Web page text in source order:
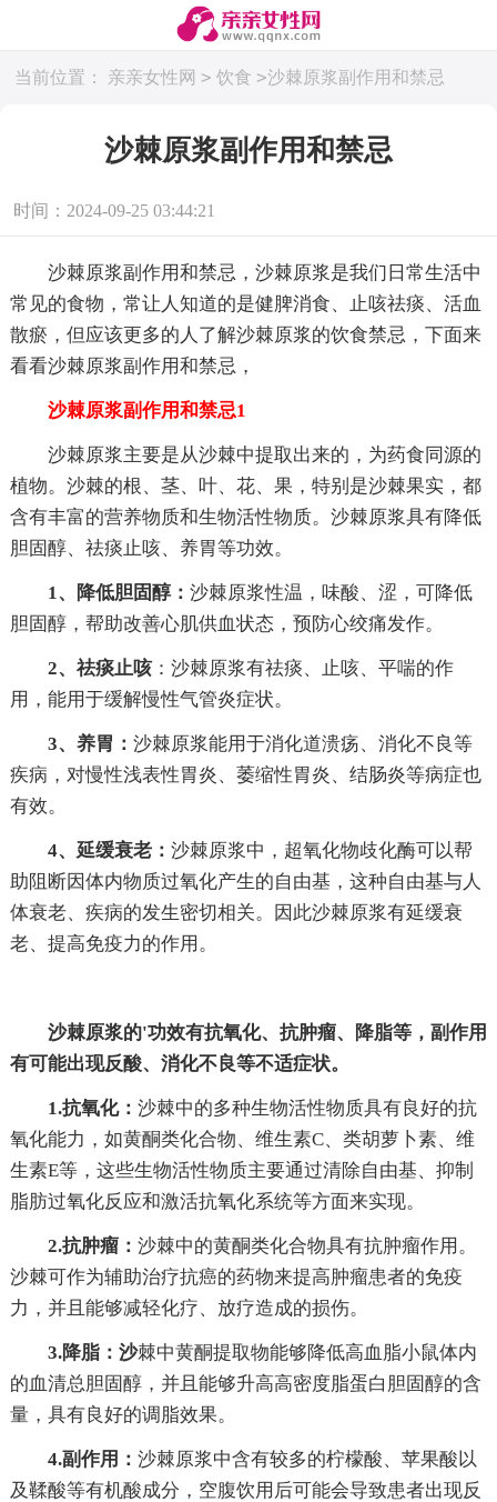
当前位置： 亲亲女性网 > 饮食 >沙棘原浆副作用和禁忌
沙棘原浆副作用和禁忌
时间：2024-09-25 03:44:21
沙棘原浆副作用和禁忌，沙棘原浆是我们日常生活中
常见的食物，常让人知道的是健脾消食、止咳祛痰、活血
散瘀，但应该更多的人了解沙棘原浆的饮食禁忌，下面来
看看沙棘原浆副作用和禁忌，
沙棘原浆副作用和禁忌1
沙棘原浆主要是从沙棘中提取出来的，为药食同源的
植物。沙棘的根、茎、叶、花、果，特别是沙棘果实，都
含有丰富的营养物质和生物活性物质。沙棘原浆具有降低
胆固醇、祛痰止咳、养胃等功效。
1、降低胆固醇： 沙棘原浆性温，味酸、涩，可降低
胆固醇，帮助改善心肌供血状态，预防心绞痛发作。
2、祛痰止咳：沙棘原浆有祛痰、止咳、平喘的作
用，能用于缓解慢性气管炎症状。
3、养胃： 沙棘原浆能用于消化道溃疡、消化不良等
疾病，对慢性浅表性胃炎、萎缩性胃炎、结肠炎等病症也
有效。
4、延缓衰老： 沙棘原浆中，超氧化物歧化酶可以帮
助阻断因体内物质过氧化产生的自由基，这种自由基与人
体衰老、疾病的发生密切相关。因此沙棘原浆有延缓衰
老、提高免疫力的作用。
沙棘原浆的'功效有抗氧化、抗肿瘤、降脂等，副作用
有可能出现反酸、消化不良等不适症状。
1.抗氧化： 沙棘中的多种生物活性物质具有良好的抗
氧化能力，如黄酮类化合物、维生素C、类胡萝卜素、维
生素E等，这些生物活性物质主要通过清除自由基、抑制
脂肪过氧化反应和激活抗氧化系统等方面来实现。
2.抗肿瘤： 沙棘中的黄酮类化合物具有抗肿瘤作用。
沙棘可作为辅助治疗抗癌的药物来提高肿瘤患者的免疫
力，并且能够减轻化疗、放疗造成的损伤。
3.降脂：沙棘中黄酮提取物能够降低高血脂小鼠体内
的血清总胆固醇，并且能够升高高密度脂蛋白胆固醇的含
量，具有良好的调脂效果。
4.副作用： 沙棘原浆中含有较多的柠檬酸、苹果酸以
及鞣酸等有机酸成分，空腹饮用后可能会导致患者出现反